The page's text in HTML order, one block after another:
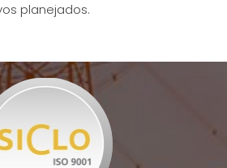
planejados.